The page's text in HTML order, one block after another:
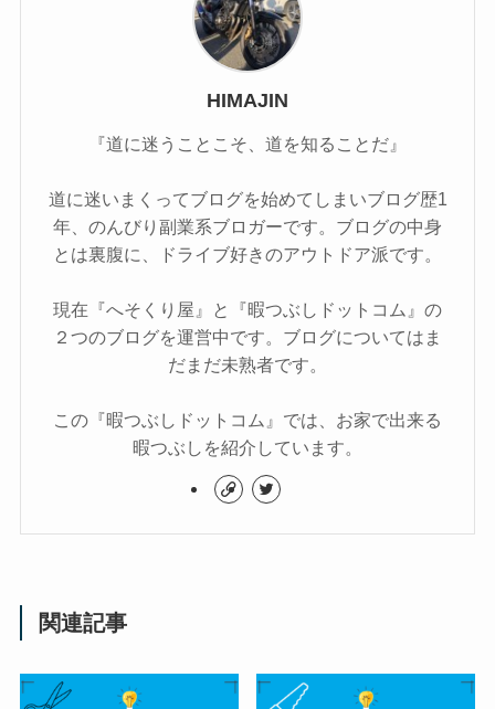
HIMAJIN
『道に迷うことこそ、道を知ることだ』
道に迷いまくってブログを始めてしまいブログ歴1
年、のんびり副業系ブロガーです。ブログの中身
とは裏腹に、ドライブ好きのアウトドア派です。
現在『へそくり屋』と『暇つぶしドットコム』の
２つのブログを運営中です。ブログについてはま
だまだ未熟者です。
この『暇つぶしドットコム』では、お家で出来る
暇つぶしを紹介しています。
関連記事